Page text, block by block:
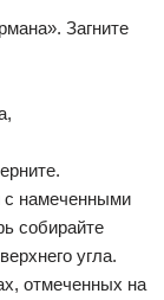
Загните
с намеченными
собирайте
угла.
отмеченных на